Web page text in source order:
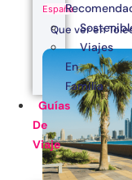
España
Que ver en
Viajes
En
Familia
Guías
De
Viaje